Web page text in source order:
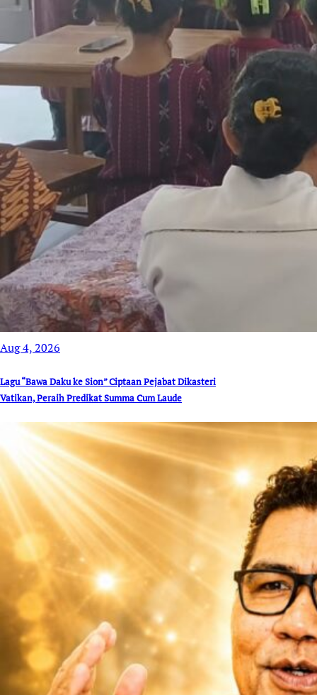
Aug 4, 2026
Lagu “Bawa Daku ke Sion” Ciptaan Pejabat Dikasteri
Vatikan, Peraih Predikat Summa Cum Laude